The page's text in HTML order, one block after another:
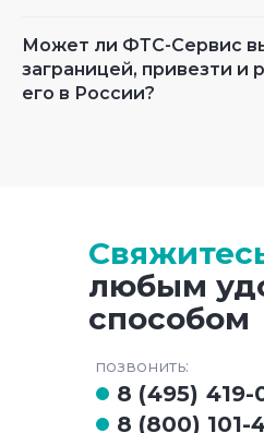
Может ли ФТС-Сервис
заграницей, привезти и
его в России?
8 (800) 101-
8 (495) 419-
позвонить:
любым
способом